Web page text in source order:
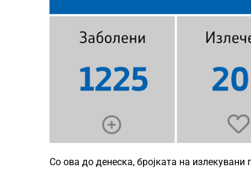
Со ова до денеска, бројката на излекувани